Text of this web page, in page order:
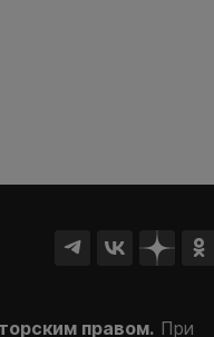
правом. При